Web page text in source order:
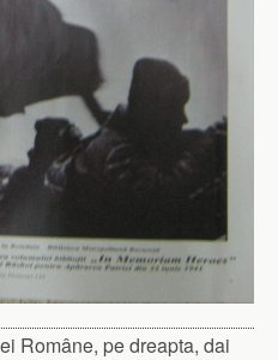
Române, pe dreapta, dai